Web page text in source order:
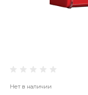
Нет в наличии